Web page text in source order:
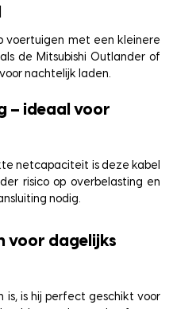
voertuigen met een kleinere
de Mitsubishi Outlander of
nachtelijk laden.
– ideaal voor
netcapaciteit is deze kabel
risico op overbelasting en
nodig.
voor dagelijks
is, is hij perfect geschikt voor